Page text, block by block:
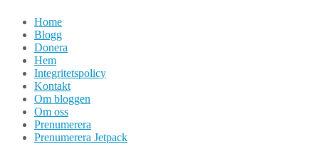
Hoppa
innehåll
Home
Blogg
Donera
Hem
Integritetspolicy
Kontakt
Om bloggen
Om oss
Prenumerera
Prenumerera Jetpack